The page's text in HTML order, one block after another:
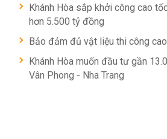
Khánh Hòa sắp khởi công cao
hơn 5.500 tỷ đồng
Bảo đảm đủ vật liệu thi công
Khánh Hòa muốn đầu tư gần
Vân Phong - Nha Trang